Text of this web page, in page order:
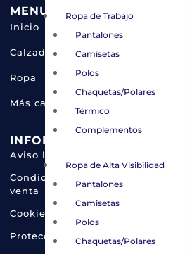
Ropa de Trabajo
Pantalones
Camisetas
Polos
Chaquetas/Polares
Térmico
Complementos
Ropa de Alta Visibilidad
Pantalones
Camisetas
Polos
Chaquetas/Polares
MENU
Inicio
Calzado
Ropa
Más categorías
INFORMACIÓN
Aviso legal
Condiciones de
venta
Cookies
Protección de datos